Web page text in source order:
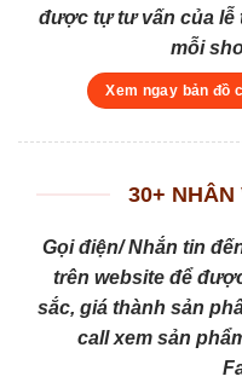
được tự tư vấn của lễ
mỗi
Xem ngay bản đồ
30+ NHÂN
Gọi điện/ Nhắn tin
trên website để
sắc, giá thành sản
call xem sản